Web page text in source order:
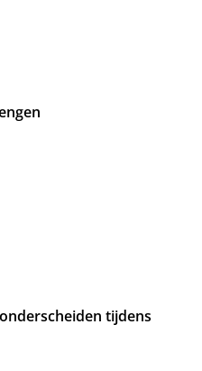
tijdens